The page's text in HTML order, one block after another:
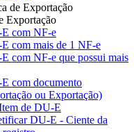
de Exportação
Exportação
com NF-e
com mais de 1 NF-e
com NF-e que possui mais
com documento
ou Exportação)
de DU-E
DU-E - Ciente da